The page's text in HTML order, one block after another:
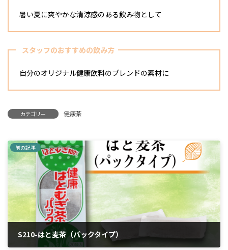
暑い夏に爽やかな清涼感のある飲み物として
スタッフのおすすめの飲み方
自分のオリジナル健康飲料のブレンドの素材に
カテゴリー 健康茶
前の記事
S210-はと麦茶（パックタイプ）